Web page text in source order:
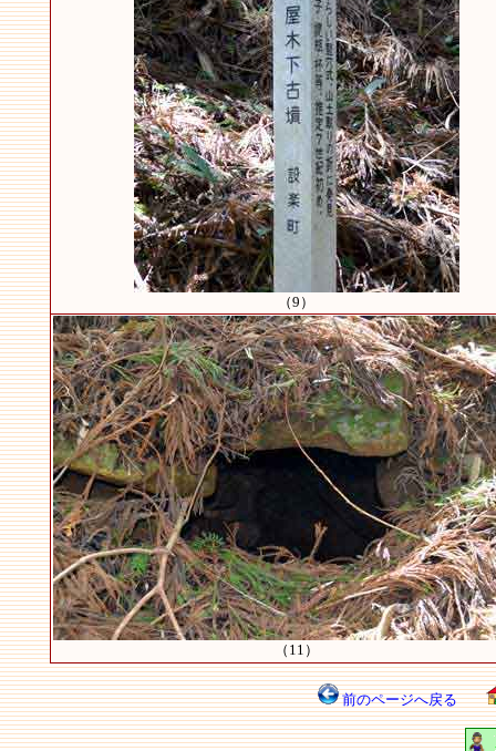
（9）
（11）
前のページへ戻る